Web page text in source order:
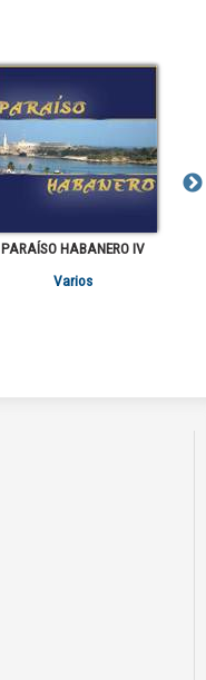
PARAÍSO HABANERO IV
Varios